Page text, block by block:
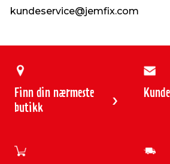
kundeservice@jemfix.com
Finn din nærmeste
butikk